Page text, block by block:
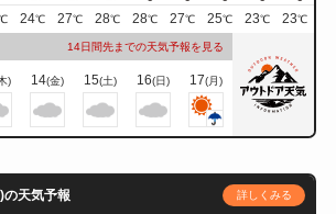
24℃ 27℃ 28℃ 28℃ 27℃ 25℃ 23℃ 23℃
14日間先までの天気予報を見る
) 14(金) 15(土) 16(日) 17(月)
の天気予報 詳しくみる